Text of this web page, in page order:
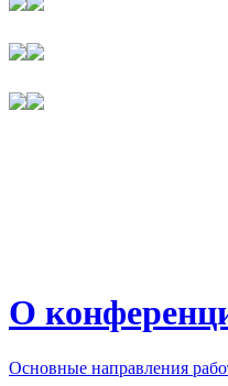
О
Основные направления